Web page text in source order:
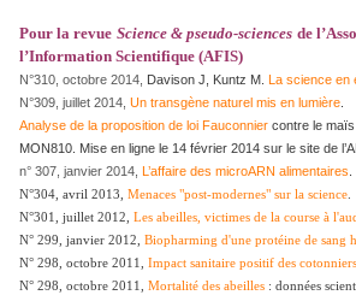
Pour la revue Science & pseudo-sciences de
l’Information Scientifique (AFIS)
N°310, octobre 2014, Davison J, Kuntz M. La science en
N°309, juillet 2014, Un transgène naturel mis en lumière
Analyse de la proposition de loi Fauconnier contre le
MON810. Mise en ligne le 14 février 2014 sur le site de
n° 307, janvier 2014, L’affaire des microARN alimentaires
N°304, avril 2013, Menaces "post-modernes" sur la science
N°301, juillet 2012, Les abeilles, victimes de la course à
N° 299, janvier 2012, Biopharming d'une protéine de sang
N° 298, octobre 2011, Impact sanitaire positif des
N° 298, octobre 2011, Mortalité des abeilles : données